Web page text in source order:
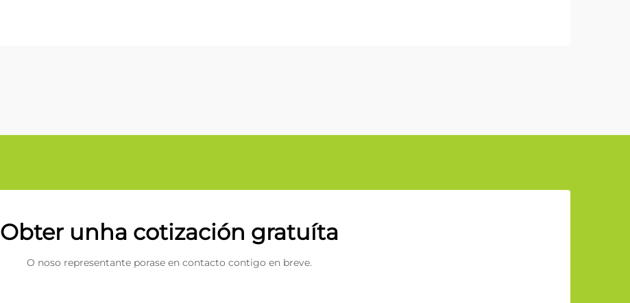
Obter unha cotización gratuíta
O noso representante porase en contacto contigo en breve.